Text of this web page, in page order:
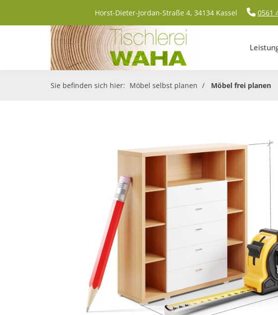
Horst-Dieter-Jordan-Straße 4, 34134 Kassel 0561
Sie befinden sich hier: Möbel selbst planen Möbel frei planen